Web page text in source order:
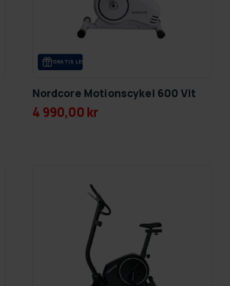
GRA­TIS LE­VE­RANS
Nordcore Motionscykel 600 Vit
4 990,00 kr